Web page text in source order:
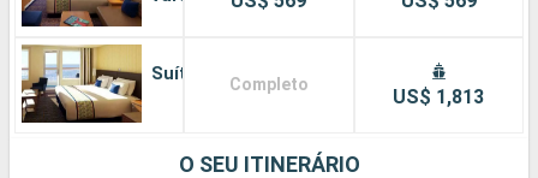
Suíte
Completo
US$ 1,813
O SEU ITINERÁRIO